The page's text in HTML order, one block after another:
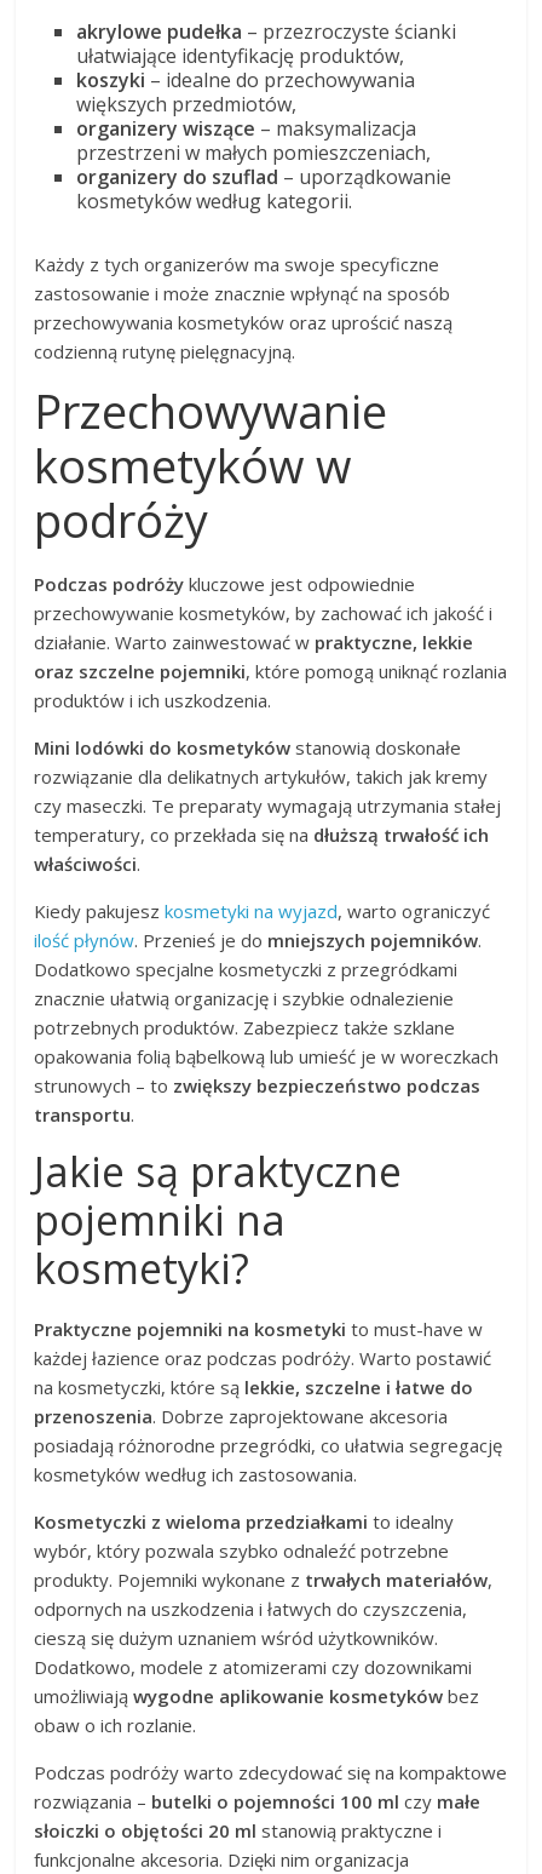
akrylowe pudełka – przezroczyste ścianki
ułatwiające identyfikację produktów,
koszyki – idealne do przechowywania
większych przedmiotów,
organizery wiszące – maksymalizacja
przestrzeni w małych pomieszczeniach,
organizery do szuflad – uporządkowanie
kosmetyków według kategorii.
Każdy z tych organizerów ma swoje specyficzne
zastosowanie i może znacznie wpłynąć na sposób
przechowywania kosmetyków oraz uprościć naszą
codzienną rutynę pielęgnacyjną.
Przechowywanie
kosmetyków w
podróży
Podczas podróży kluczowe jest odpowiednie
przechowywanie kosmetyków, by zachować ich jakość i
działanie. Warto zainwestować w praktyczne, lekkie
oraz szczelne pojemniki, które pomogą uniknąć rozlania
produktów i ich uszkodzenia.
Mini lodówki do kosmetyków stanowią doskonałe
rozwiązanie dla delikatnych artykułów, takich jak kremy
czy maseczki. Te preparaty wymagają utrzymania stałej
temperatury, co przekłada się na dłuższą trwałość ich
właściwości.
Kiedy pakujeszkosmetyki na wyjazd, warto ograniczyć
ilość płynów. Przenieś je do mniejszych pojemników.
Dodatkowo specjalne kosmetyczki z przegródkami
znacznie ułatwią organizację i szybkie odnalezienie
potrzebnych produktów. Zabezpiecz także szklane
opakowania folią bąbelkową lub umieść je w woreczkach
strunowych – to zwiększy bezpieczeństwo podczas
transportu.
Jakie są praktyczne
pojemniki na
kosmetyki?
Praktyczne pojemniki na kosmetyki to must-have w
każdej łazience oraz podczas podróży. Warto postawić
na kosmetyczki, które są lekkie, szczelne i łatwe do
przenoszenia. Dobrze zaprojektowane akcesoria
posiadają różnorodne przegródki, co ułatwia segregację
kosmetyków według ich zastosowania.
Kosmetyczki z wieloma przedziałkami to idealny
wybór, który pozwala szybko odnaleźć potrzebne
produkty. Pojemniki wykonane z trwałych materiałów,
odpornych na uszkodzenia i łatwych do czyszczenia,
cieszą się dużym uznaniem wśród użytkowników.
Dodatkowo, modele z atomizerami czy dozownikami
umożliwiająwygodne aplikowanie kosmetyków bez
obaw o ich rozlanie.
Podczas podróży warto zdecydować się na kompaktowe
rozwiązania – butelki o pojemności 100 ml czy małe
słoiczki o objętości 20 ml stanowią praktyczne i
funkcjonalne akcesoria. Dzięki nim organizacja